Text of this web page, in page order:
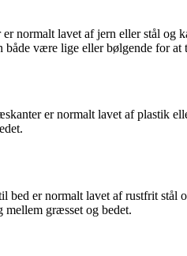
lavet af jern eller stål og
være lige eller bølgende for
er normalt lavet af plastik
er normalt lavet af rustfrit stål
græsset og bedet.